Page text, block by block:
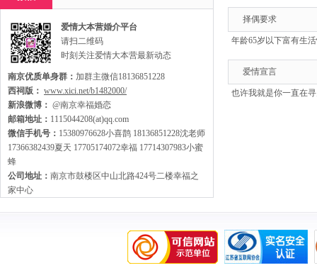
择偶要求
年龄65岁以下富有生
爱情宣言
也许我就是你一直在
爱情大本营婚介平台
请扫二维码
时刻关注爱情大本营最新动态
南京优质单身群： 加群主微信18136851228
西祠版： www.xici.net/b1482000/
新浪微博： @南京幸福婚恋
邮箱地址： 1115044208(at)qq.com
微信手机号： 15380976628小喜鹊 18136851228沈老师
17366382439夏天 17705174072幸福 17714307983小蜜
蜂
公司地址： 南京市鼓楼区中山北路424号二楼幸福之
家中心